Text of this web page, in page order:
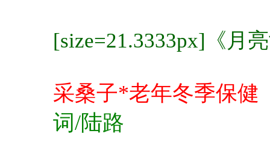
[size=21.3333px]《月
采桑子*老年冬季保健
词/陆路